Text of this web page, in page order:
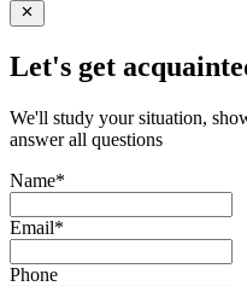
Let's get
We'll study your situation,
answer all questions
Name*
Email*
Phone